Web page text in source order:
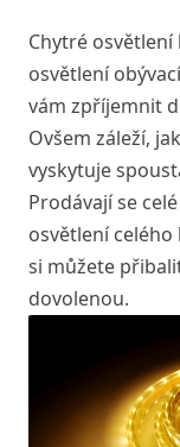
Chytré
osvětlení
vám zpříjemnit
Ovšem záleží,
vyskytuje
Prodávají se
osvětlení
si můžete
dovolenou.